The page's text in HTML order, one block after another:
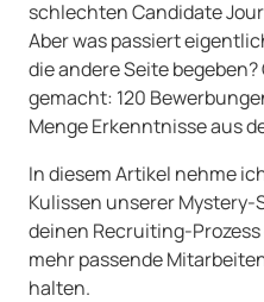
schlechten Candidate
Aber was passiert
die andere Seite
gemacht: 120
Menge Erkenntnisse aus
In diesem Artikel nehme
Kulissen unserer Mystery-
deinen Recruiting-
mehr passende
halten.